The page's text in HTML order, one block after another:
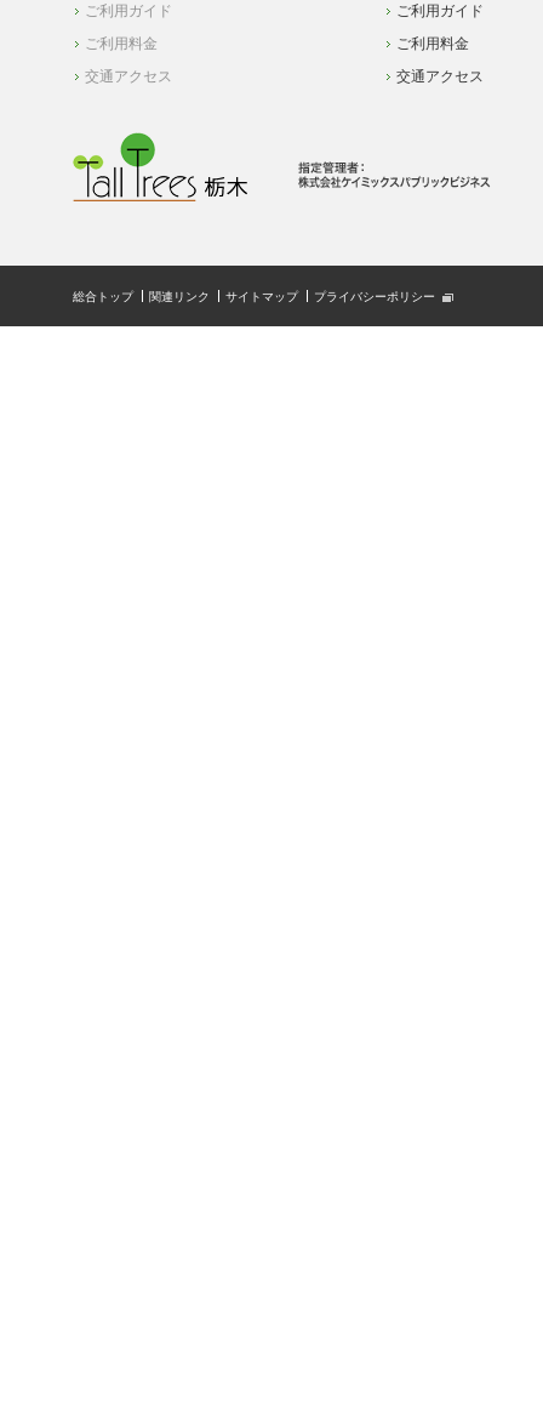
ご利用ガイド
ご利用料金
交通アクセス
ご利用ガイド
ご利用料金
交通アクセス
総合トップ 関連リンク サイトマップ プライバシーポリシー